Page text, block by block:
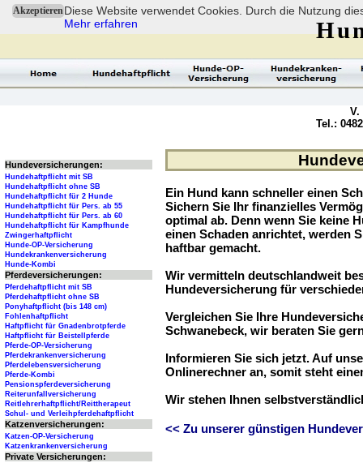
AkzeptierenDiese Website verwendet Cookies. Durch die Nutzung
Mehr erfahren
Ein Hund kann schneller einen
Sichern Sie Ihr finanzielles
optimal ab. Denn wenn Sie keine
einen Schaden anrichtet, werden
haftbar gemacht.
Wir vermitteln deutschlandweit
Hundeversicherung für
Vergleichen Sie Ihre
Schwanebeck, wir beraten Sie
Informieren Sie sich jetzt. Auf
Onlinerechner an, somit steht
Wir stehen Ihnen
<< Zu unserer günstigen
V.
Tel.:
Hundeversicherungen:
Hundehaftpflicht mit SB
Hundehaftpflicht ohne SB
Hundehaftpflicht für 2 Hunde
Hundehaftpflicht für Pers. ab 55
Hundehaftpflicht für Pers. ab 60
Hundehaftpflicht für Kampfhunde
Zwingerhaftpflicht
Hunde-OP-Versicherung
Hundekrankenversicherung
Hunde-Kombi
Pferdeversicherungen:
Pferdehaftpflicht mit SB
Pferdehaftpflicht ohne SB
Ponyhaftpflicht (bis 148 cm)
Fohlenhaftpflicht
Haftpflicht für Gnadenbrotpferde
Haftpflicht für Beistellpferde
Pferde-OP-Versicherung
Pferdekrankenversicherung
Pferdelebensversicherung
Pferde-Kombi
Pensionspferdeversicherung
Reiterunfallversicherung
Reitlehrerhaftpflicht/Reittherapeut
Schul- und Verleihpferdehaftpflicht
Katzenversicherungen:
Katzen-OP-Versicherung
Katzenkrankenversicherung
Private Versicherungen: